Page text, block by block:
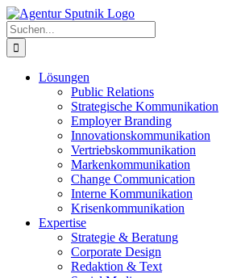
Zum
Inhalt
springen
Suche
nach:
Lösungen
Public Relations
Strategische Kommunikation
Employer Branding
Innovationskommunikation
Vertriebskommunikation
Markenkommunikation
Change Communication
Interne Kommunikation
Krisenkommunikation
Expertise
Strategie & Beratung
Corporate Design
Redaktion & Text